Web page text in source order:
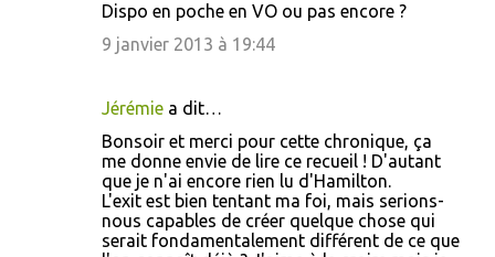
Dispo en poche en VO ou pas encore ?
9 janvier 2013 à 19:44
Jérémie a dit…
Bonsoir et merci pour cette chronique, ça
me donne envie de lire ce recueil ! D'autant
que je n'ai encore rien lu d'Hamilton.
L'exit est bien tentant ma foi, mais serions-
nous capables de créer quelque chose qui
serait fondamentalement différent de ce que